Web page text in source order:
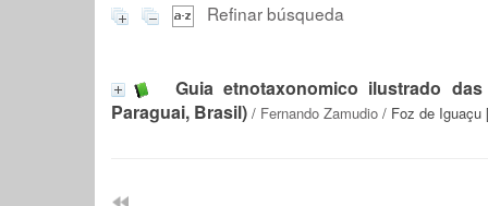
Refinar búsqueda
Guia etnotaxonomico ilustrado
Paraguai, Brasil) / Fernando Zamudio / Foz de Iguaçu